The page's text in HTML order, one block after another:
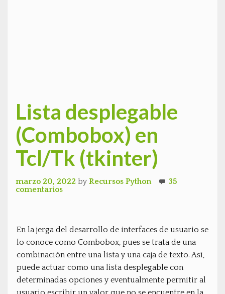
Lista desplegable
(Combobox) en
Tcl/Tk (tkinter)
marzo 20, 2022 by Recursos Python
35
comentarios
En la jerga del desarrollo de interfaces de usuario se
lo conoce como Combobox, pues se trata de una
combinación entre una lista y una caja de texto. Así,
puede actuar como una lista desplegable con
determinadas opciones y eventualmente permitir al